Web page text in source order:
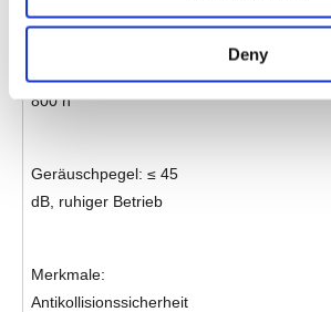
Deny
800 n
Geräuschpegel: ≤ 45
dB, ruhiger Betrieb
Merkmale:
Antikollisionssicherheit